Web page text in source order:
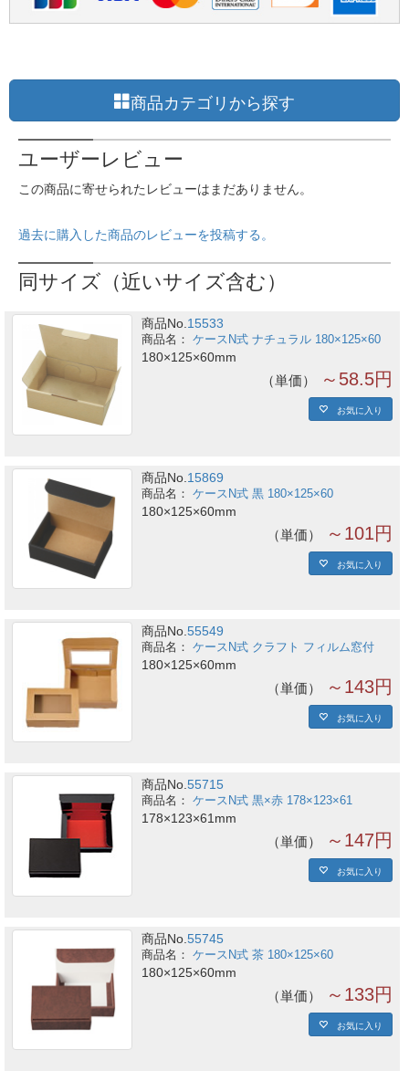
商品カテゴリから探す
ユーザーレビュー
この商品に寄せられたレビューはまだありません。
過去に購入した商品のレビューを投稿する。
同サイズ（近いサイズ含む）
商品No.15533
ケースN式 ナチュラル 180×125×60
180×125×60mm
単価 ～58.5円
お気に入り
商品No. 15869
ケースN式 黒 180×125×60
180×125×60mm
単価 ～101円
お気に入り
商品No.55549
ケースN式 クラフト フィルム窓付
180×125×60mm
単価 ～143円
お気に入り
商品No.55715
ケースN式 黒×赤 178×123×61
178×123×61mm
単価 ～147円
お気に入り
商品No.55745
ケースN式 茶 180×125×60
180×125×60mm
単価 ～133円
お気に入り